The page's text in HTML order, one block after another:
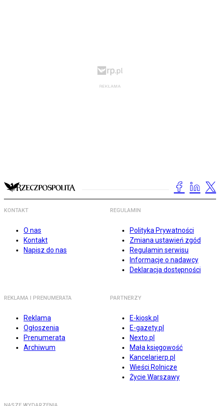
KONTAKT
O nas
Kontakt
Napisz do nas
REGULAMIN
Polityka Prywatności
Zmiana ustawień zgód
Regulamin serwisu
Informacje o nadawcy
Deklaracja dostępności
REKLAMA I PRENUMERATA
Reklama
Ogłoszenia
Prenumerata
Archiwum
PARTNERZY
E-kiosk.pl
E-gazety.pl
Nexto.pl
Mała księgowość
Kancelarierp.pl
Wieści Rolnicze
Życie Warszawy